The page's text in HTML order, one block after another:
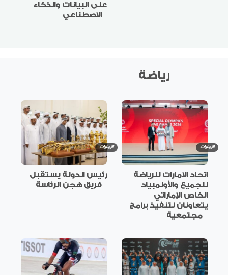
على البيانات والذكاء
الاصطناعي
رياضة
الإمارات
رئيس الدولة يستقبل
الإمارات
اتحاد الامارات للرياضة
للجميع والأولمبياد
الخاص الإماراتي
يتعاونان لتنفيذ برامج